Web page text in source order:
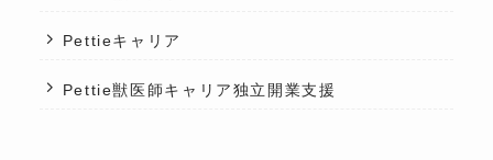
Pettieキャリア
Pettie獣医師キャリア独立開業支援